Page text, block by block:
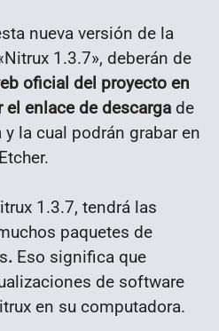
nueva versión de la
1.3.7», deberán de
oficial del proyecto en
enlace de descarga de
la cual podrán grabar en
1.3.7, tendrá las
paquetes de
. Eso significa que
de software
en su computadora.